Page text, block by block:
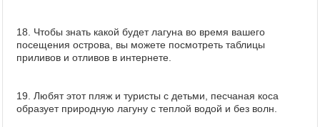
18. Чтобы знать какой будет лагуна во время вашего
посещения острова, вы можете посмотреть таблицы
приливов и отливов в интернете.
19. Любят этот пляж и туристы с детьми, песчаная коса
образует природную лагуну с теплой водой и без волн.